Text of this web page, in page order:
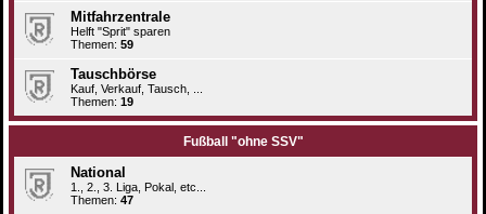
Mitfahrzentrale
Helft "Sprit" sparen
Themen: 59
Tauschbörse
Kauf, Verkauf, Tausch, ...
Themen: 19
Fußball "ohne SSV"
National
1., 2., 3. Liga, Pokal, etc...
Themen: 47